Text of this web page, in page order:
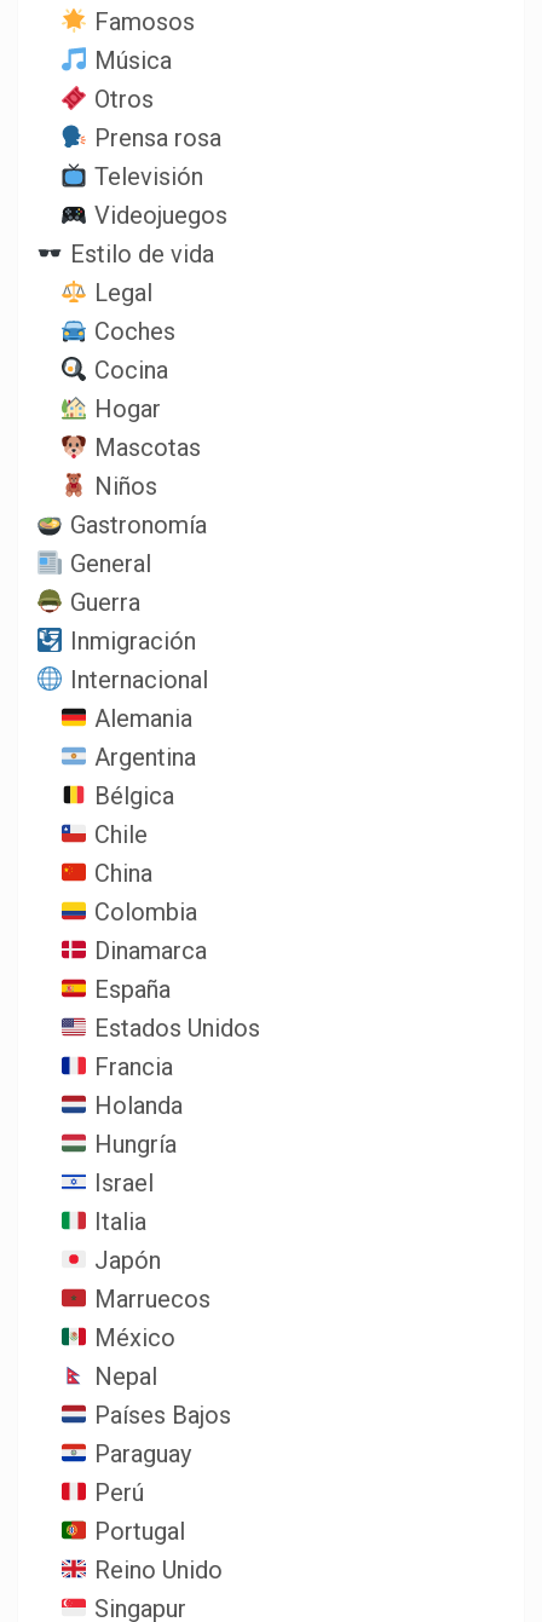
Famosos
Música
Otros
Prensa rosa
Televisión
Videojuegos
Estilo de vida
Legal
Coches
Cocina
Hogar
Mascotas
Niños
Gastronomía
General
Guerra
Inmigración
Internacional
Alemania
Argentina
Bélgica
Chile
China
Colombia
Dinamarca
España
Estados Unidos
Francia
Holanda
Hungría
Israel
Italia
Japón
Marruecos
México
Nepal
Países Bajos
Paraguay
Perú
Portugal
Reino Unido
Singapur